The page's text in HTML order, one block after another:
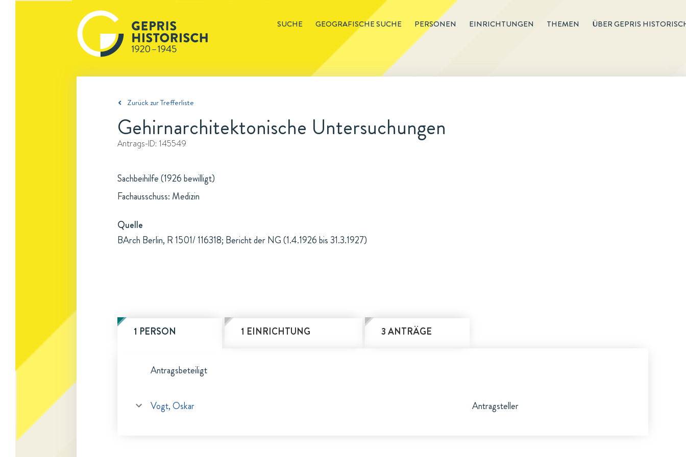
SUCHE GEOGRAFISCHE SUCHE PERSONEN EINRICHTUNGEN THEMEN ÜBER GEPRIS
Zurück zur Trefferliste
Gehirnarchitektonische Untersuchungen
Antrags-ID: 145549
Sachbeihilfe (1926 bewilligt)
Fachausschuss: Medizin
Quelle
BArch Berlin, R 1501/ 116318; Bericht der NG (1.4.1926 bis 31.3.1927)
1 PERSON 1 EINRICHTUNG 3 ANTRÄGE
Antragsbeteiligt
Vogt, Oskar Antragsteller